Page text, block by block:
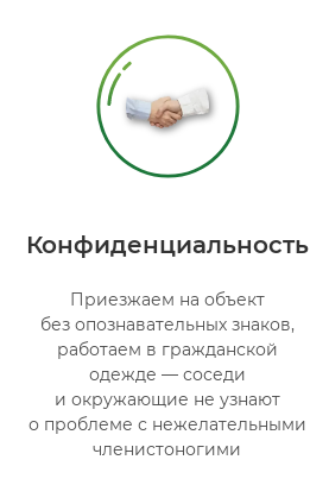
Конфиденциальность
Приезжаем на объект
без опознавательных знаков,
работаем в гражданской
одежде — соседи
и окружающие не узнают
о проблеме с нежелательными
членистоногими